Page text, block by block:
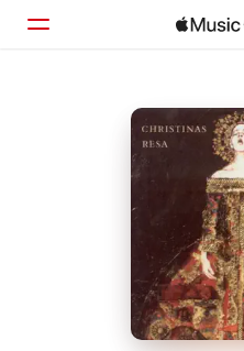
Accueil
Parcourir